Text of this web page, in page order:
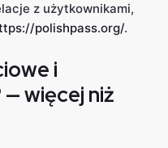
z użytkownikami,
polishpass.org/.
i
więcej niż